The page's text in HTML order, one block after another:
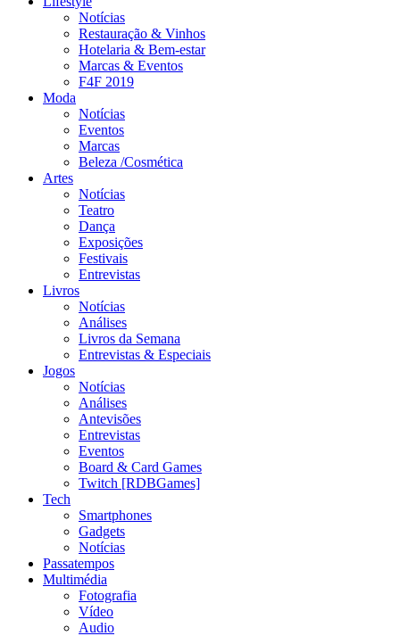
Notícias
Restauração & Vinhos
Hotelaria & Bem-estar
Marcas & Eventos
F4F 2019
Moda
Notícias
Eventos
Marcas
Beleza /Cosmética
Artes
Notícias
Teatro
Dança
Exposições
Festivais
Entrevistas
Livros
Notícias
Análises
Livros da Semana
Entrevistas & Especiais
Jogos
Notícias
Análises
Antevisões
Entrevistas
Eventos
Board & Card Games
Twitch [RDBGames]
Tech
Smartphones
Gadgets
Notícias
Passatempos
Multimédia
Fotografia
Vídeo
Audio